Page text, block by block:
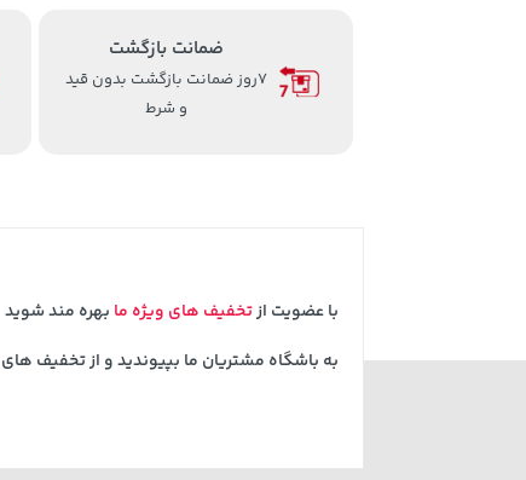
ضمانت بازگشت
7روز ضمانت بازگشت بدون قید
و شرط
با عضویت ازتخفیف های ویژه ما بهره مند شوید
به باشگاه مشتریان ما بپیوندید و از تخفیف